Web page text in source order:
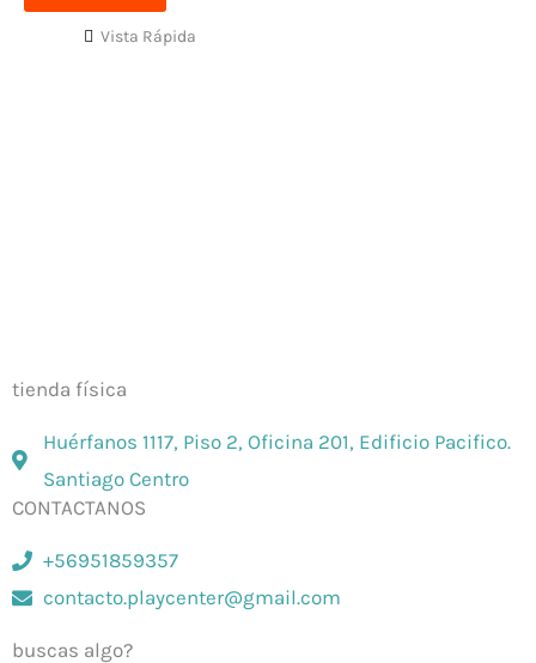
Vista Rápida
tienda física
Huérfanos 1117, Piso 2, Oficina 201, Edificio Pacifico.
Santiago Centro
CONTACTANOS
+56951859357
contacto.playcenter@gmail.com
buscas algo?